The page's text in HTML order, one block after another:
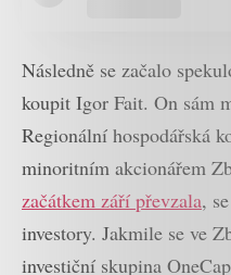
Následně se začalo
koupit Igor Fait. On sám
Regionální hospodářská
minoritním akcionářem
začátkem září převzala,
investory. Jakmile se ve
investiční skupina